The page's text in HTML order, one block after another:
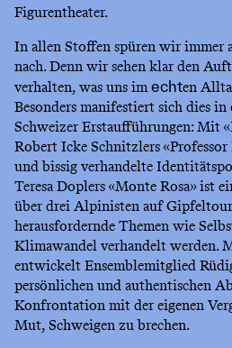
Figurentheater.
In allen Stoffen spüren wir immer
nach. Denn wir sehen klar den
verhalten, was uns imechten
Besonders manifestiert sich dies
Schweizer Erstaufführungen: Mit
Robert Icke Schnitzlers
und bissig verhandelte
Teresa Doplers «Monte Rosa» ist
über drei Alpinisten auf
herausfordernde Themen wie
Klimawandel verhandelt werden.
entwickelt Ensemblemitglied
persönlichen und authentischen
Konfrontation mit der eigenen
Mut, Schweigen zu brechen.